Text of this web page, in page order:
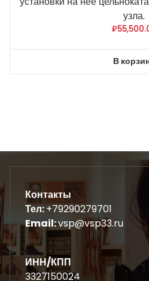
узла.
₽
В
Контакты
Тел:+79290279701
Email:vsp@vsp33.ru
ИНН/КПП
3327150024